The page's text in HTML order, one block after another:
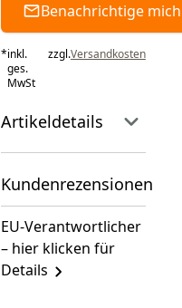
Benachrichtige mich
*inkl.
ges.
MwSt
zzgl.Versandkosten
Artikeldetails
Kundenrezensionen
EU-Verantwortlicher
– hier klicken für
Details